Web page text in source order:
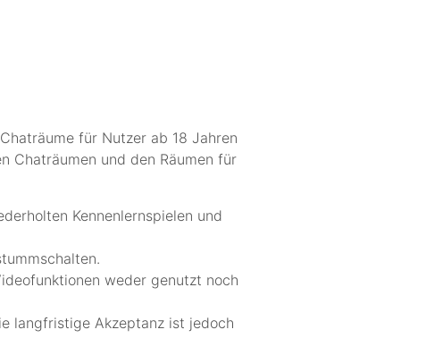
für Nutzer ab 18 Jahren
Chaträumen und den Räumen für
Kennenlernspielen und
weder genutzt noch
langfristige Akzeptanz ist jedoch